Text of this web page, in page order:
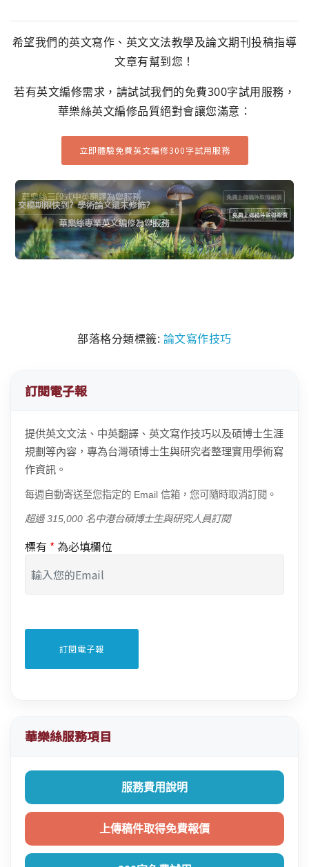
希望我們的英文寫作、英文文法教學及論文期刊投稿指導
文章有幫到您！
若有英文編修需求，請試試我們的免費300字試用服務，
華樂絲英文編修品質絕對會讓您滿意：
立即體驗免費英文編修300字試用服務
部落格分類標籤: 論文寫作技巧
訂閱電子報
提供英文文法、中英翻譯、英文寫作技巧以及碩博士生涯
規劃等內容，專為台灣碩博士生與研究者整理實用學術寫
作資訊。
每週自動寄送至您指定的 Email 信箱，您可隨時取消訂閱。
超過 315,000 名中港台碩博士生與研究人員訂閱
標有 * 為必填欄位
華樂絲服務項目
服務費用說明
上傳稿件取得免費報價